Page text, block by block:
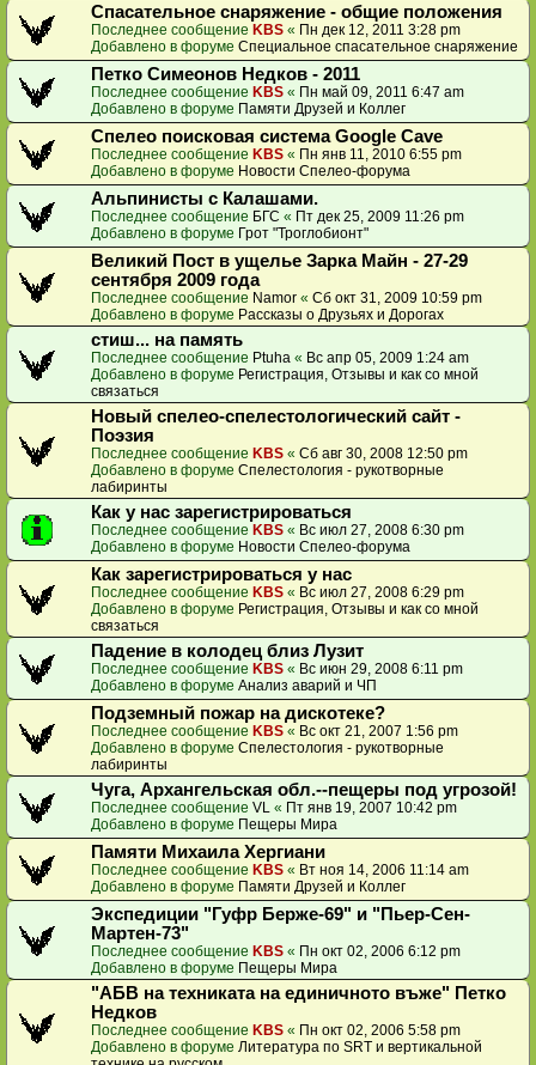
Спасательное снаряжение - общие положения
Последнее сообщение KBS « Пн дек 12, 2011 3:28 pm
Добавлено в форуме Специальное спасательное снаряжение
Петко Симеонов Недков - 2011
Последнее сообщение KBS « Пн май 09, 2011 6:47 am
Добавлено в форуме Памяти Друзей и Коллег
Спелео поисковая система Google Cave
Последнее сообщение KBS « Пн янв 11, 2010 6:55 pm
Добавлено в форуме Новости Спелео-форума
Альпинисты с Калашами.
Последнее сообщение БГС « Пт дек 25, 2009 11:26 pm
Добавлено в форуме Грот "Троглобионт"
Великий Пост в ущелье Зарка Майн - 27-29
сентября 2009 года
Последнее сообщение Namor « Сб окт 31, 2009 10:59 pm
Добавлено в форуме Рассказы о Друзьях и Дорогах
стиш... на память
Последнее сообщение Ptuha « Вс апр 05, 2009 1:24 am
Добавлено в форуме Регистрация, Отзывы и как со мной
связаться
Новый спелео-спелестологический сайт -
Поэзия
Последнее сообщение KBS « Сб авг 30, 2008 12:50 pm
Добавлено в форуме Спелестология - рукотворные
лабиринты
Как у нас зарегистрироваться
Последнее сообщение KBS « Вс июл 27, 2008 6:30 pm
Добавлено в форуме Новости Спелео-форума
Как зарегистрироваться у нас
Последнее сообщение KBS « Вс июл 27, 2008 6:29 pm
Добавлено в форуме Регистрация, Отзывы и как со мной
связаться
Падение в колодец близ Лузит
Последнее сообщение KBS « Вс июн 29, 2008 6:11 pm
Добавлено в форуме Анализ аварий и ЧП
Подземный пожар на дискотеке?
Последнее сообщение KBS « Вс окт 21, 2007 1:56 pm
Добавлено в форуме Спелестология - рукотворные
лабиринты
Чуга, Архангельская обл.--пещеры под угрозой!
Последнее сообщение VL « Пт янв 19, 2007 10:42 pm
Добавлено в форуме Пещеры Мира
Памяти Михаила Хергиани
Последнее сообщение KBS « Вт ноя 14, 2006 11:14 am
Добавлено в форуме Памяти Друзей и Коллег
Экспедиции "Гуфр Берже-69" и "Пьер-Сен-
Мартен-73"
Последнее сообщение KBS « Пн окт 02, 2006 6:12 pm
Добавлено в форуме Пещеры Мира
"АБВ на техниката на единичното въже" Петко
Недков
Последнее сообщение KBS « Пн окт 02, 2006 5:58 pm
Добавлено в форуме Литература по SRT и вертикальной